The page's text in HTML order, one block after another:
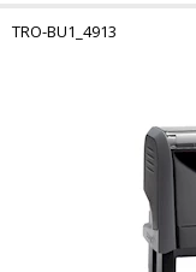
TRO-BU1_4913